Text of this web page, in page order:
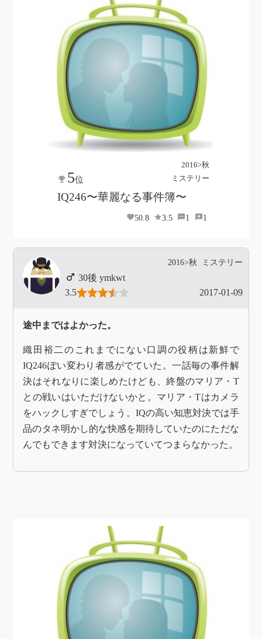
2016>秋
ミステリー
5位
IQ246〜華麗なる事件簿〜
50.8 3.5 1 1
2016>秋 ミステリー
ymkwt
3.5
2017-01-09
途中まではよかった。
織田裕二のこれまでにない口調の役柄は新鮮で
IQ246ぽい変わり者感がでていた。一話毎の事件解
決はそれなりに楽しめたけども、終盤のマリア・T
との戦いはいただけないかと。マリア・Tはカメラ
をハックしすぎでしょう。IQの高い知恵対決では手
品のタネ明かし的な快感を期待していたのにただな
んでもできます対決になっていてつまらなかった。